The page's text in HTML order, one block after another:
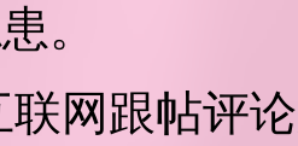
。
联网跟帖评